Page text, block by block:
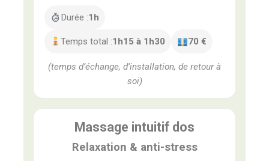
Durée :1h
Temps total :1h15 à 1h30 70 €
(temps d’échange, d’installation, de retour à
soi)
Massage intuitif dos
Relaxation & anti-stress